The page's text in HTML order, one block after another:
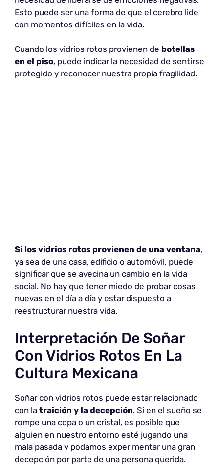
Esto puede ser una forma de que el cerebro lide
con momentos difíciles en la vida.
Cuando los vidrios rotos provienen de botellas
en el piso, puede indicar la necesidad de sentirse
protegido y reconocer nuestra propia fragilidad.
Si los vidrios rotos provienen de una ventana,
ya sea de una casa, edificio o automóvil, puede
significar que se avecina un cambio en la vida
social. No hay que tener miedo de probar cosas
nuevas en el día a día y estar dispuesto a
reestructurar nuestra vida.
Interpretación De Soñar
Con Vidrios Rotos En La
Cultura Mexicana
Soñar con vidrios rotos puede estar relacionado
con la traición y la decepción. Si en el sueño se
rompe una copa o un cristal, es posible que
alguien en nuestro entorno esté jugando una
mala pasada y podamos experimentar una gran
decepción por parte de una persona querida.